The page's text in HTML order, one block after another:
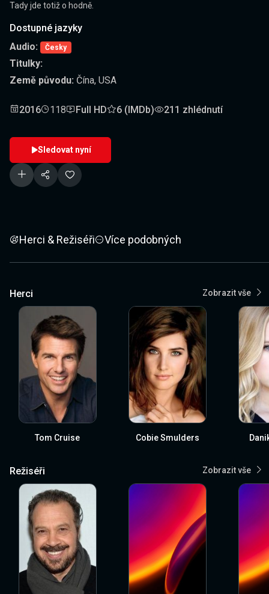
Tady jde totiž o hodně.
Dostupné jazyky
Audio:
Česky
Titulky:
Země původu: Čína, USA
2016 118 Full HD 6 (IMDb) 211 zhlédnutí
Sledovat nyní
Herci & Režiséři Více podobných
Herci Zobrazit vše
Tom Cruise Cobie Smulders
Režiséři Zobrazit vše